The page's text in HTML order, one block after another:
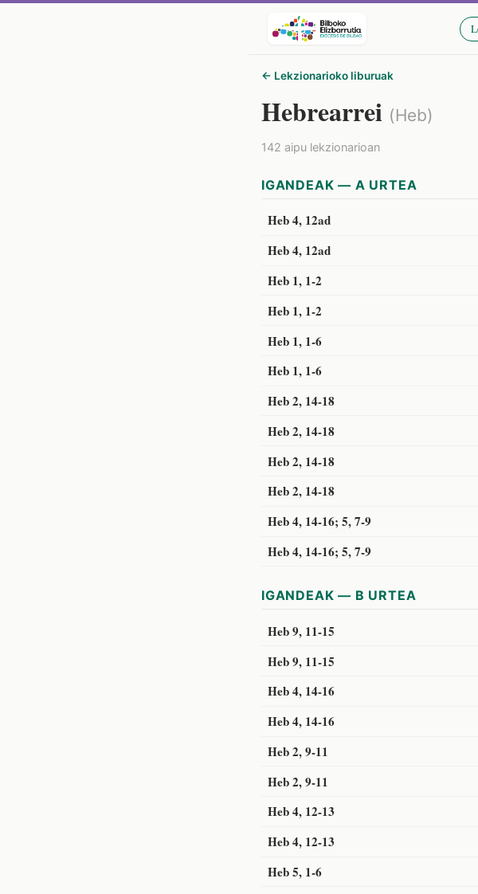
← Lekzionarioko liburuak
Hebrearrei (Heb)
142 aipu lekzionarioan
IGANDEAK — A URTEA
Heb 4, 12ad
Heb 4, 12ad
Heb 1, 1-2
Heb 1, 1-2
Heb 1, 1-6
Heb 1, 1-6
Heb 2, 14-18
Heb 2, 14-18
Heb 2, 14-18
Heb 2, 14-18
Heb 4, 14-16; 5, 7-9
Heb 4, 14-16; 5, 7-9
IGANDEAK — B URTEA
Heb 9, 11-15
Heb 9, 11-15
Heb 4, 14-16
Heb 4, 14-16
Heb 2, 9-11
Heb 2, 9-11
Heb 4, 12-13
Heb 4, 12-13
Heb 5, 1-6